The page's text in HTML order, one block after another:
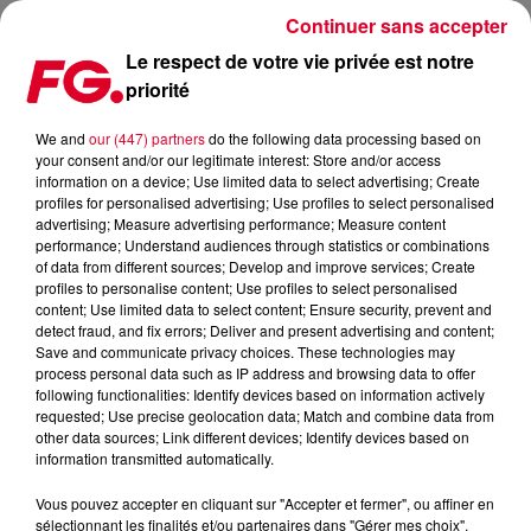
TAXE SUR LE STREAMING : ILS SONT POUR, ILS SONT CONTRE
Publié : 27 juin 2023 à 13h31 par Christophe HUBERT
Le respect de votre vie privée est notre
priorité
We and our (447) partnersdo the following data processing based on
your consent and/or our legitimate interest: Store and/or access
information on a device; Use limited data to select advertising; Create
profiles for personalised advertising; Use profiles to select personalised
advertising; Measure advertising performance; Measure content
performance; Understand audiences through statistics or combinations
of data from different sources; Develop and improve services; Create
profiles to personalise content; Use profiles to select personalised
content; Use limited data to select content; Ensure security, prevent and
detect fraud, and fix errors; Deliver and present advertising and content;
Save and communicate privacy choices. These technologies may
process personal data such as IP address and browsing data to offer
following functionalities: Identify devices based on information actively
requested; Use precise geolocation data; Match and combine data from
other data sources; Link different devices; Identify devices based on
information transmitted automatically.
Vous pouvez accepter en cliquant sur "Accepter et fermer", ou affiner en
sélectionnant les finalités et/ou partenaires dans "Gérer mes choix".
Continuer sans accepter